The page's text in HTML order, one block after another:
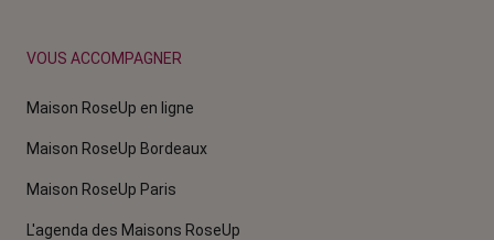
VOUS ACCOMPAGNER
Maison RoseUp en ligne
Maison RoseUp Bordeaux
Maison RoseUp Paris
L'agenda des Maisons RoseUp